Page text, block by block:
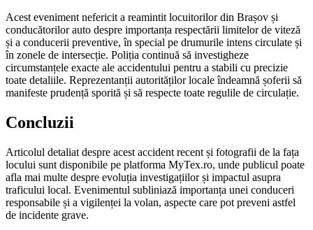
Acest eveniment nefericit a reamintit locuitorilor din Brașov și
conducătorilor auto despre importanța respectării limitelor de viteză
și a conducerii preventive, în special pe drumurile intens circulate și
în zonele de intersecție. Poliția continuă să investigheze
circumstanțele exacte ale accidentului pentru a stabili cu precizie
toate detaliile. Reprezentanții autorităților locale îndeamnă șoferii să
manifeste prudență sporită și să respecte toate regulile de circulație.
Concluzii
Articolul detaliat despre acest accident recent și fotografii de la fața
locului sunt disponibile pe platforma MyTex.ro, unde publicul poate
afla mai multe despre evoluția investigațiilor și impactul asupra
traficului local. Evenimentul subliniază importanța unei conduceri
responsabile și a vigilenței la volan, aspecte care pot preveni astfel
de incidente grave.